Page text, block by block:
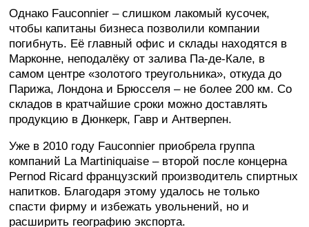
Однако Fauconnier – слишком лакомый кусочек,
чтобы капитаны бизнеса позволили компании
погибнуть. Её главный офис и склады находятся в
Марконне, неподалёку от залива Па-де-Кале, в
самом центре «золотого треугольника», откуда до
Парижа, Лондона и Брюсселя – не более 200 км. Со
складов в кратчайшие сроки можно доставлять
продукцию в Дюнкерк, Гавр и Антверпен.
Уже в 2010 году Fauconnier приобрела группа
компаний La Martiniquaise – второй после концерна
Pernod Ricard французский производитель спиртных
напитков. Благодаря этому удалось не только
спасти фирму и избежать увольнений, но и
расширить географию экспорта.